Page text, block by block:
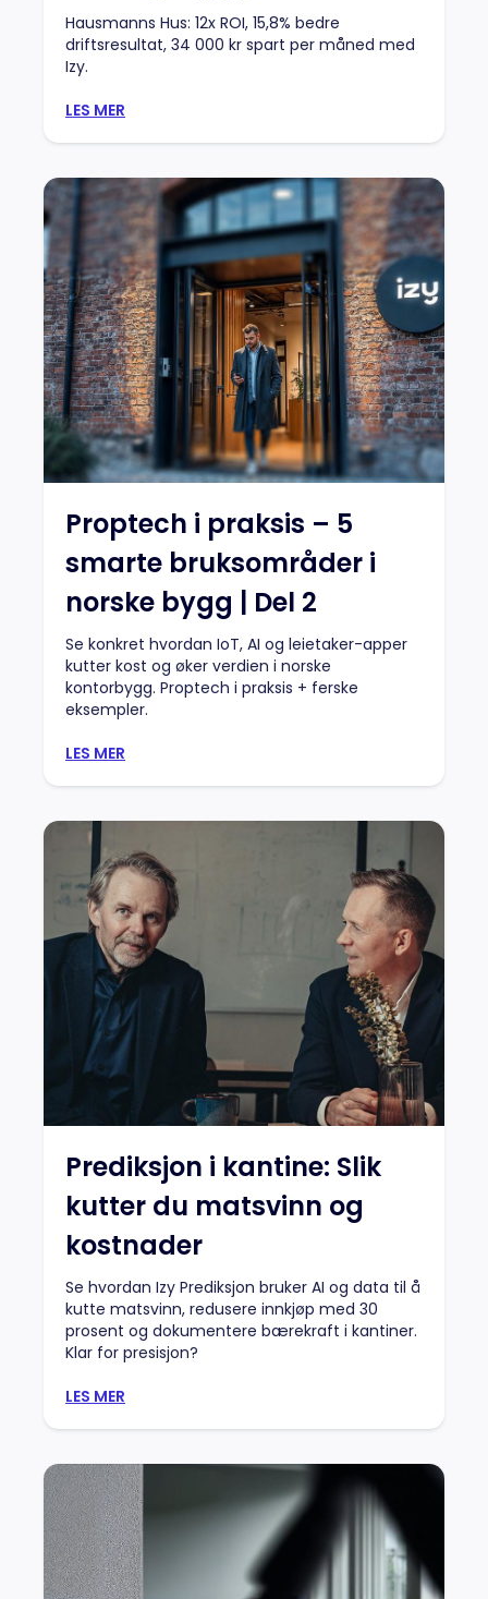
Hausmanns Hus: 12x ROI, 15,8% bedre
driftsresultat, 34 000 kr spart per måned med
Izy.
LES MER
Proptech i praksis – 5
smarte bruksområder i
norske bygg | Del 2
Se konkret hvordan IoT, AI og leietaker-apper
kutter kost og øker verdien i norske
kontorbygg. Proptech i praksis + ferske
eksempler.
LES MER
Prediksjon i kantine: Slik
kutter du matsvinn og
kostnader
Se hvordan Izy Prediksjon bruker AI og data til å
kutte matsvinn, redusere innkjøp med 30
prosent og dokumentere bærekraft i kantiner.
Klar for presisjon?
LES MER